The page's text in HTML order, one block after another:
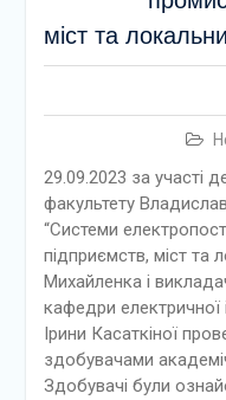
міст та
29.09.2023 за участі
факультету
“Системи
підприємств, міст та
Михайленка і
кафедри електричної
Ірини Касаткіної
здобувачами
Здобувачі були